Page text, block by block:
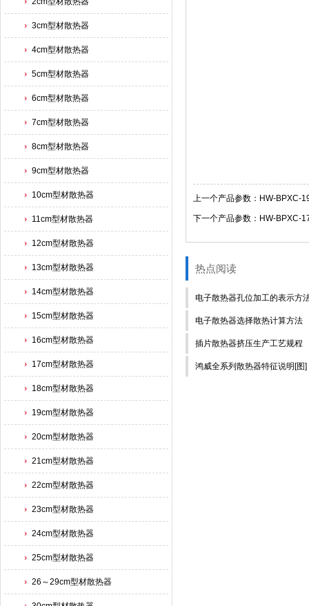
3cm型材散热器
4cm型材散热器
5cm型材散热器
6cm型材散热器
7cm型材散热器
8cm型材散热器
9cm型材散热器
10cm型材散热器
11cm型材散热器
12cm型材散热器
13cm型材散热器
14cm型材散热器
15cm型材散热器
16cm型材散热器
17cm型材散热器
18cm型材散热器
19cm型材散热器
20cm型材散热器
21cm型材散热器
22cm型材散热器
23cm型材散热器
24cm型材散热器
25cm型材散热器
26～29cm型材散热器
上一个产品参数：HW-BPXC-
下一个产品参数：HW-BPXC-
热点阅读
电子散热器孔位加工的表示方
电子散热器选择散热计算方法
插片散热器挤压生产工艺规程
鸿威全系列散热器特征说明[图]